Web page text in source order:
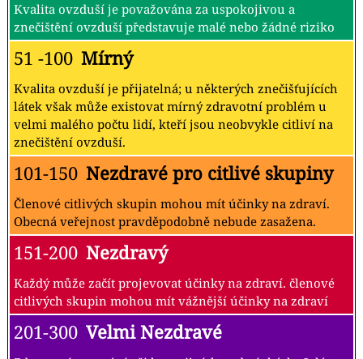
Kvalita ovzduší je považována za uspokojivou a
znečištění ovzduší představuje malé nebo žádné riziko
51 -100 Mírný
Kvalita ovzduší je přijatelná; u některých znečišťujících
látek však může existovat mírný zdravotní problém u
velmi malého počtu lidí, kteří jsou neobvykle citliví na
znečištění ovzduší.
101-150 Nezdravé pro citlivé skupiny
Členové citlivých skupin mohou mít účinky na zdraví.
Obecná veřejnost pravděpodobně nebude zasažena.
151-200 Nezdravý
Každý může začít projevovat účinky na zdraví. členové
citlivých skupin mohou mít vážnější účinky na zdraví
201-300 Velmi Nezdravé